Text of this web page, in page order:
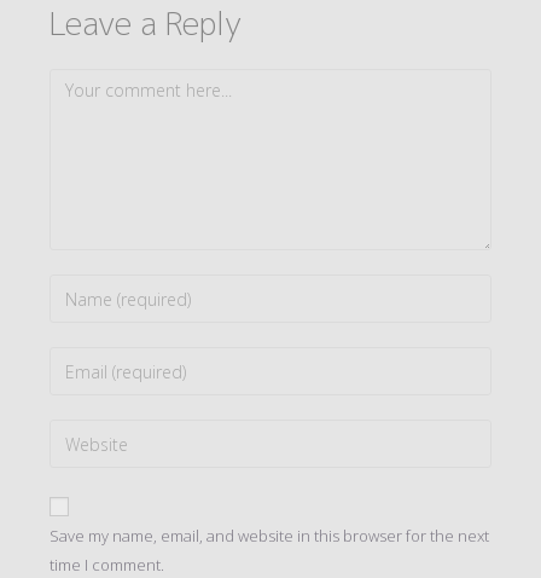
Leave a Reply
Comment
Enter
to
Enter
address
comment
Enter
URL
(optional)
Save my name, email, and website in this browser for the next
time I comment.